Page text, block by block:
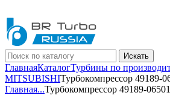
Искать
ГлавнаяКаталогТурбины по
MITSUBISHIТурбокомпрессор 49189-
Главная...Турбокомпрессор 49189-06501